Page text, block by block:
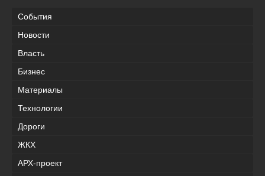
События
Новости
Власть
Бизнес
Материалы
Технологии
Дороги
ЖКХ
АРХ-проект